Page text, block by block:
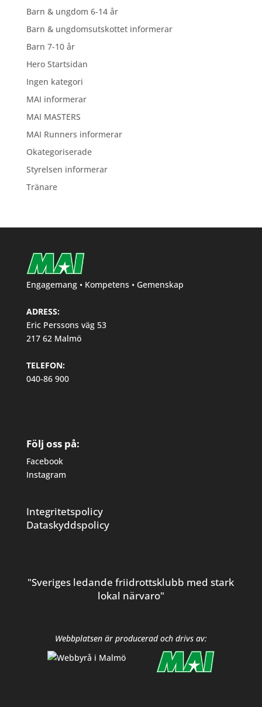
Barn & ungdom 6-14 år
Barn & ungdomsutskottet informerar
Barn 7-10 år
Hero Startsidan
Ingen kategori
MAI informerar
MAI MASTERS
MAI Runners informerar
Okategoriserade
Styrelsen informerar
Tränare
Engagemang • Kompetens • Gemenskap
ADRESS:
Eric Perssons väg 53
217 62 Malmö
TELEFON:
040-86 900
Följ oss på:
Facebook
Instagram
Integritetspolicy
Dataskyddspolicy
"Sveriges ledande friidrottsklubb med stark
lokal närvaro"
Webbplatsen är producerad och drivs av: